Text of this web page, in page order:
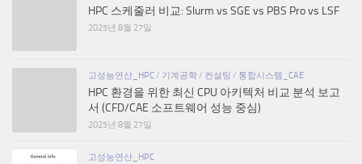
HPC 스케줄러 비교: Slurm vs SGE vs PBS Pro vs LSF
2025년 8월 27일
고성능연산_HPC / 기계공학 / 컨설팅 / 통합시스템_CAE
HPC 환경을 위한 최신 CPU 아키텍처 비교 분석 보고
서 (CFD/CAE 소프트웨어 성능 중심)
2025년 8월 27일
고성능연산_HPC